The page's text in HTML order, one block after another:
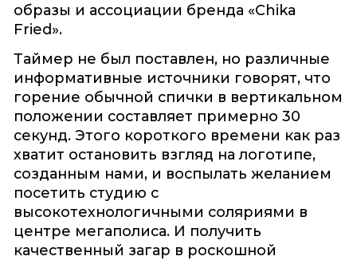
образы и ассоциации бренда «Chika
Fried».
Таймер не был поставлен, но различные
информативные источники говорят, что
горение обычной спички в вертикальном
положении составляет примерно 30
секунд. Этого короткого времени как раз
хватит остановить взгляд на логотипе,
созданным нами, и воспылать желанием
посетить студию с
высокотехнологичными соляриями в
центре мегаполиса. И получить
качественный загар в роскошной